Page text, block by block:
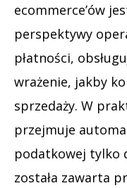
ecommerce’ów
perspektywy
płatności,
wrażenie, jakby
sprzedaży. W
przejmuje
podatkowej tylko
została zawarta